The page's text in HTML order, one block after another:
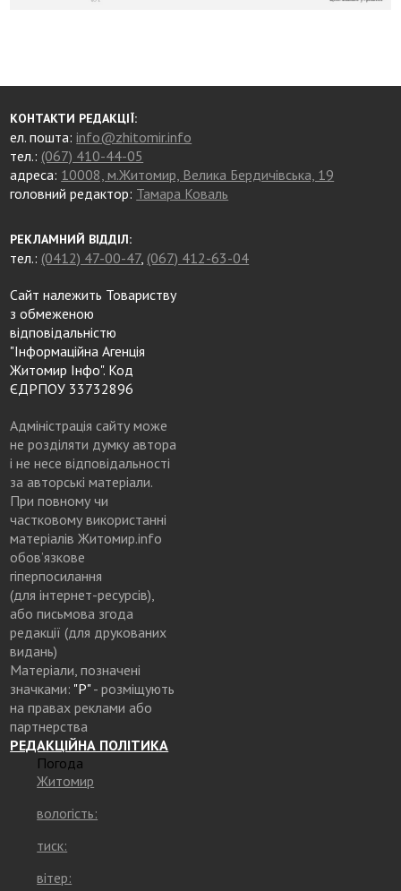
КОНТАКТИ РЕДАКЦІЇ:
ел. пошта:info@zhitomir.info
тел.: (067) 410-44-05
адреса: 10008, м.Житомир, Велика Бердичівська, 19
головний редактор: Тамара Коваль
РЕКЛАМНИЙ ВІДДІЛ:
тел.: (0412) 47-00-47, (067) 412-63-04
Сайт належить Товариству
з обмеженою
відповідальністю
"Інформаційна Агенція
Житомир Інфо". Код
ЄДРПОУ 33732896
Адміністрація сайту може
не розділяти думку автора
і не несе відповідальності
за авторські матеріали.
При повному чи
частковому використанні
матеріалів Житомир.info
обов’язкове
гіперпосилання
(для інтернет-ресурсів),
або письмова згода
редакції (для друкованих
видань)
Матеріали, позначені
значками: "Р"- розміщують
на правах реклами або
партнерства
РЕДАКЦІЙНА ПОЛІТИКА
Погода
Житомир
вологість:
тиск:
вітер: